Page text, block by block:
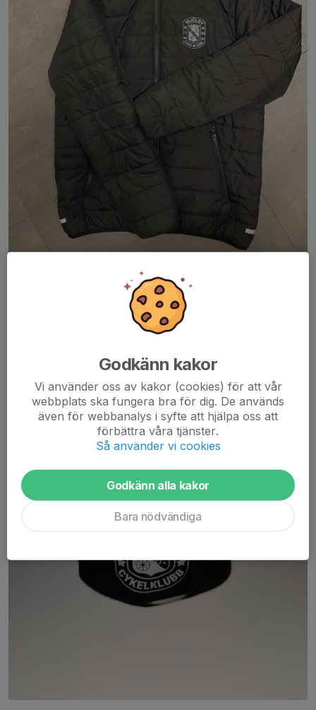
Godkänn kakor
Vi använder oss av kakor (cookies) för att vår
webbplats ska fungera bra för dig. De används
även för webbanalys i syfte att hjälpa oss att
förbättra våra tjänster.
Så använder vi cookies
Godkänn alla kakor
Bara nödvändiga